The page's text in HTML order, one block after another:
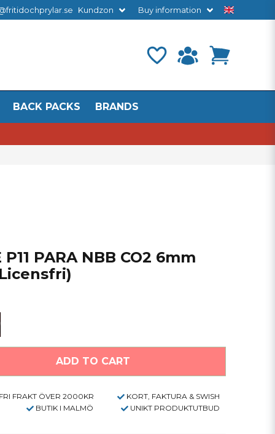
Kundzon Buy information
BACK PACKS BRANDS
PARA NBB CO2 6mm
ADD TO CART
FRI FRAKT ÖVER 2000KR
KORT, FAKTURA & SWISH
BUTIK I MALMÖ UNIKT PRODUKTUTBUD